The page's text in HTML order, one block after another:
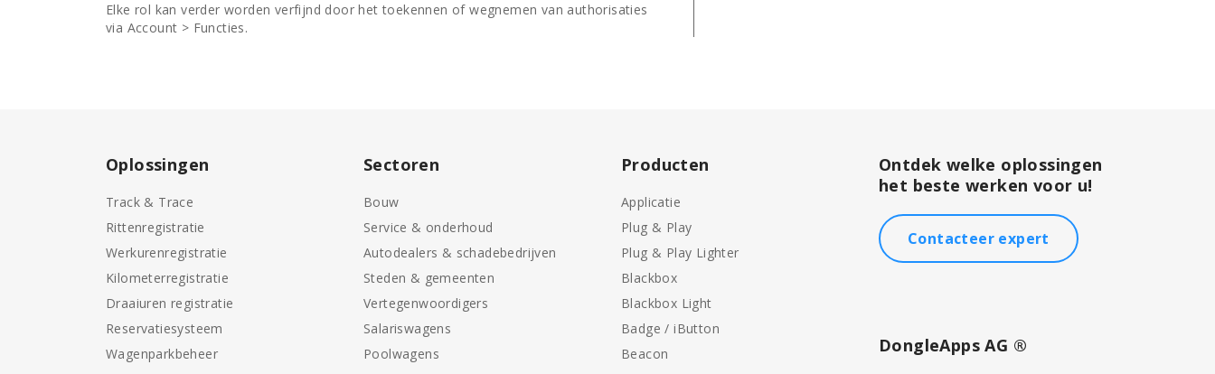
Elke rol kan verder worden verfijnd door het toekennen of wegnemen van authorisaties
via Account > Functies.
Oplossingen
Track & Trace
Rittenregistratie
Werkurenregistratie
Kilometerregistratie
Draaiuren registratie
Reservatiesysteem
Wagenparkbeheer
Sectoren
Bouw
Service & onderhoud
Autodealers & schadebedrijven
Steden & gemeenten
Vertegenwoordigers
Salariswagens
Poolwagens
Producten
Applicatie
Plug & Play
Plug & Play Lighter
Blackbox
Blackbox Light
Badge / iButton
Beacon
Ontdek welke oplossingen
het beste werken voor u!
Contacteer expert
DongleApps AG ®